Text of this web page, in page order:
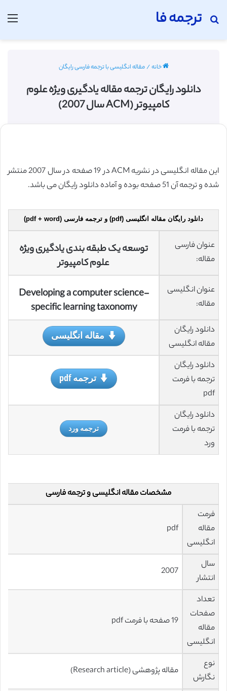
ترجمه فا
جستجو برای
خانه/مقاله انگلیسی با ترجمه فارسی رایگان
دانلود رایگان ترجمه مقاله یادگیری ویژه علوم
کامپیوتر (ACM سال 2007)
این مقاله انگلیسی در نشریه ACM در 19 صفحه در سال 2007 منتشر
شده و ترجمه آن 51 صفحه بوده و آماده دانلود رایگان می باشد.
دانلود رایگان مقاله انگلیسی (pdf) و ترجمه فارسی (pdf + word)
عنوان فارسی
مقاله:
توسعه یک طبقه بندی یادگیری ویژه
علوم کامپیوتر
عنوان انگلیسی
مقاله:
Developing a computer science-
specific learning taxonomy
دانلود رایگان
مقاله انگلیسی
مقاله انگلیسی
دانلود رایگان
ترجمه با فرمت
pdf
ترجمه pdf
دانلود رایگان
ترجمه با فرمت
ورد
ترجمه ورد
مشخصات مقاله انگلیسی و ترجمه فارسی
فرمت
مقاله
انگلیسی
pdf
سال
انتشار
2007
تعداد
صفحات
مقاله
انگلیسی
19 صفحه با فرمت pdf
نوع
نگارش
مقاله پژوهشی (Research article)